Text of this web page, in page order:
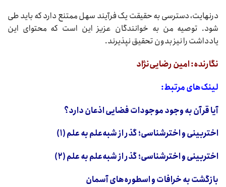
درنهایت، دسترسی به حقیقت یک فرآیند سهل ممتنع دارد که باید طی
شود. توصیه من به خوانندگان عزیز این است که محتوای این
یادداشت را نیز بدون تحقیق نپذیرند.
نگارنده: امین رضایی‌نژاد
لینک‌های مرتبط:
آیا قرآن به وجود موجودات فضایی اذعان دارد؟
اختربینی و اخترشناسی؛ گذر از شبه‌علم به علم (۱)
اختربینی و اخترشناسی؛ گذر از شبه‌علم به علم (۲)
بازگشت به خرافات و اسطوره‌های آسمان